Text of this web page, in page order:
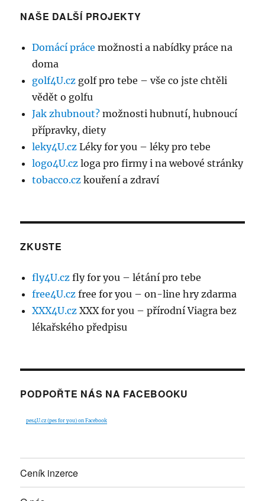
NAŠE DALŠÍ PROJEKTY
Domácí práce možnosti a nabídky práce na
doma
golf4U.cz golf pro tebe – vše co jste chtěli
vědět o golfu
Jak zhubnout? možnosti hubnutí, hubnoucí
přípravky, diety
leky4U.cz Léky for you – léky pro tebe
logo4U.cz loga pro firmy i na webové stránky
tobacco.cz kouření a zdraví
ZKUSTE
fly4U.cz fly for you – létání pro tebe
free4U.cz free for you – on-line hry zdarma
XXX4U.cz XXX for you – přírodní Viagra bez
lékařského předpisu
PODPOŘTE NÁS NA FACEBOOKU
pes4U.cz (pes for you) on Facebook
Ceník inzerce